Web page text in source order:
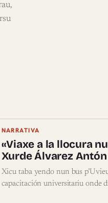
NARRATIVA
«Viaxe a la llocura
Xurde Álvarez Antón
Xicu taba yendo nun bus
capacitación universitariu onde